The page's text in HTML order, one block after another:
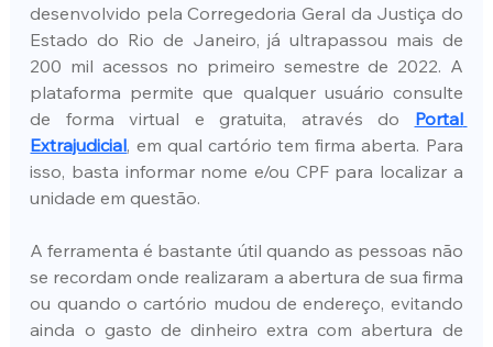
desenvolvido pela Corregedoria Geral da Justiça do
Estado do Rio de Janeiro, já ultrapassou mais de
200 mil acessos no primeiro semestre de 2022. A
plataforma permite que qualquer usuário consulte
de forma virtual e gratuita, através do Portal
Extrajudicial, em qual cartório tem firma aberta. Para
isso, basta informar nome e/ou CPF para localizar a
unidade em questão.
A ferramenta é bastante útil quando as pessoas não
se recordam onde realizaram a abertura de sua firma
ou quando o cartório mudou de endereço, evitando
ainda o gasto de dinheiro extra com abertura de